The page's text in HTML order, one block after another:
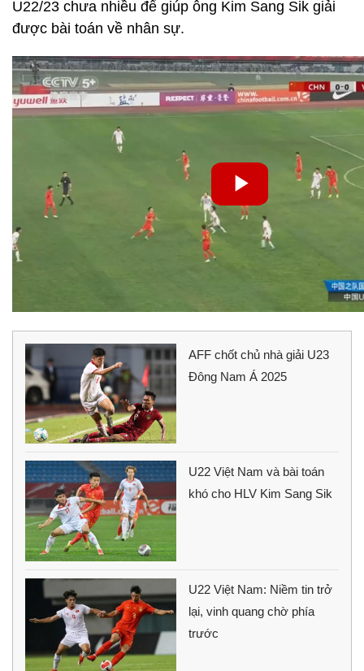
U22/23 chưa nhiều để giúp ông Kim Sang Sik giải
được bài toán về nhân sự.
AFF chốt chủ nhà giải U23
Đông Nam Á 2025
U22 Việt Nam và bài toán
khó cho HLV Kim Sang Sik
U22 Việt Nam: Niềm tin trở
lại, vinh quang chờ phía
trước